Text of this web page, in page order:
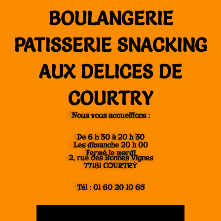
BOULANGERIE
PATISSERIE SNACKING
AUX DELICES DE
COURTRY
Nous vous accueillons :
De 6 h 30 à 20 h 30
Les dimanche 20 h 00
Fermé le mardi
2, rue des Bonnes Vignes
77181 COURTRY
Tél : 01 60 20 10 65